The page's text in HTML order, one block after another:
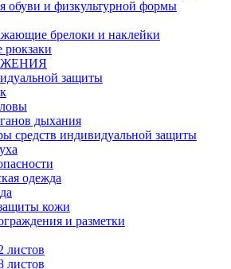
обуви и физкультурной формы
брелоки и наклейки
защиты
дыхания
средств индивидуальной защиты
одежда
кожи
и разметки
листов
листов